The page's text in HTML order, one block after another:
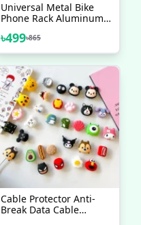
Universal Metal Bike
Phone Rack Aluminum
Phone Holder
Motorcycle Bike
Glass Mount
৳499৳865
Cable Protector Anti-
Break Data Cable